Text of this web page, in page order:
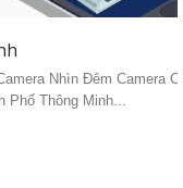
CCTV Kết Nối Smart